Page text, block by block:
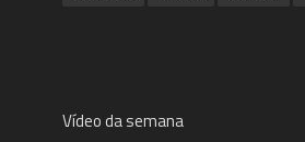
Vídeo da semana